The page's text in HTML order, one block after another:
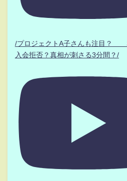
/プロジェクトA子さんも注目？
入会拒否？真相が刺さる3分間？/